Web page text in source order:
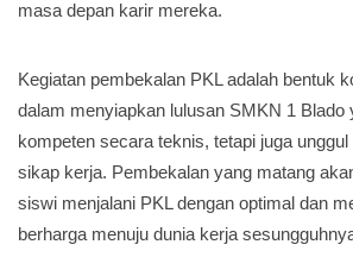
masa depan karir mereka.
Kegiatan pembekalan PKL adalah bentuk
dalam menyiapkan lulusan SMKN 1 Blado
kompeten secara teknis, tetapi juga
sikap kerja. Pembekalan yang matang
siswi menjalani PKL dengan optimal dan
berharga menuju dunia kerja